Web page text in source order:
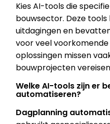
Kies AI-tools die
bouwsector. Deze
uitdagingen en
voor veel
oplossingen missen
bouwprojecten
Welke AI-tools zijn er
automatiseren?
Dagplanning